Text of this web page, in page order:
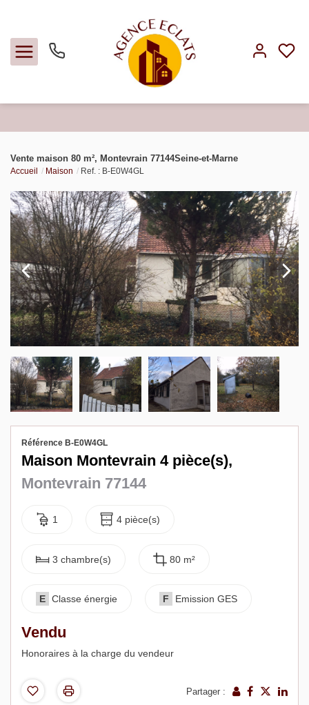
Louer
Faire gérer
Estimer
Notre agence
Biens vendus
Contact
Vente maison 80 m², Montevrain 77144Seine-et-Marne
Accueil Maison Ref. : B-E0W4GL
Référence B-E0W4GL
Maison Montevrain 4 pièce(s),
Montevrain 77144
1 4 pièce(s)
3 chambre(s) 80 m²
E Classe énergie F Emission GES
Vendu
Honoraires à la charge du vendeur
Partager :